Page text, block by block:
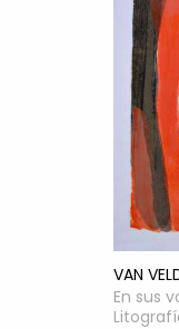
VAN
En sus